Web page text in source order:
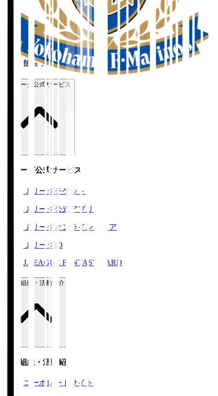
ホーム >
横浜Ｆ・マリノス
飯倉 大樹
Ｊリーグ公式サービス
Ｊリーグ公式サービス
Ｊリーグチケット
Ｊリーグ公式アプリ
Ｊリーグオンラインストア
ＪリーグID
J.LEAGUE FANTASY CARD
運営組織・活動紹介
運営組織・活動紹介
コーポレートサイト